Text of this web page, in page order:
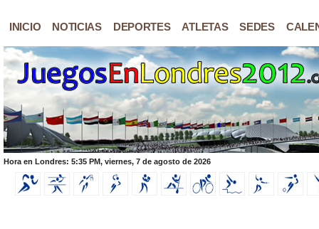
INICIO NOTICIAS DEPORTES ATLETAS SEDES
Hora en Londres: 5:35 PM, viernes, 7 de agosto de 2026